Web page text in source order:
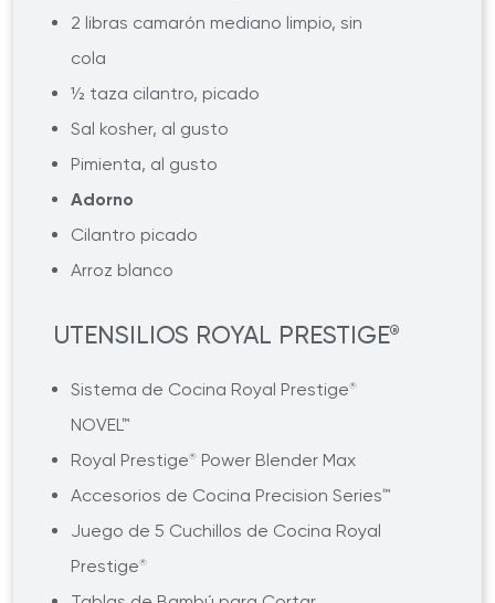
2 libras camarón mediano limpio, sin
cola
½ taza cilantro, picado
Sal kosher, al gusto
Pimienta, al gusto
Adorno
Cilantro picado
Arroz blanco
UTENSILIOS ROYAL PRESTIGE®
Sistema de Cocina Royal Prestige®
NOVEL™
Royal Prestige® Power Blender Max
Accesorios de Cocina Precision Series™
Juego de 5 Cuchillos de Cocina Royal
Prestige®